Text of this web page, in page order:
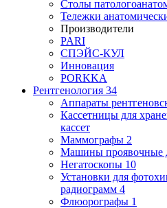
Столы
Тележки
Производители
PARI
СПЭЙС-КУЛ
Инновация
PORKKA
Рентгенология 34
Аппараты
Кассетницы для
кассет
Маммографы 2
Машины проявочные
Негатоскопы 10
Установки для
радиограмм 4
Флюорографы 1